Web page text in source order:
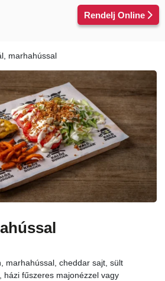
Rendelj Online
marhahússal
marhahússal, cheddar sajt, sült
házi fűszeres majonézzel vagy